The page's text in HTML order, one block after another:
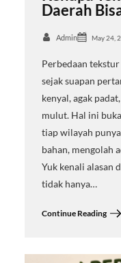
Daerah
Admin May 24,
Perbedaan
sejak suapan
kenyal, agak
mulut. Hal ini
tiap wilayah
bahan, mengolah
Yuk kenali alasan
tidak hanya…
Continue Reading